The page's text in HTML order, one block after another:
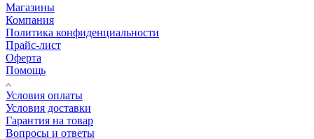
Магазины
Компания
Политика конфиденциальности
Прайс-лист
Оферта
Помощь
Условия оплаты
Условия доставки
Гарантия на товар
Вопросы и ответы